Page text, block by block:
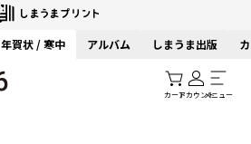
年賀状 / 寒中 アルバム しまうま出版
カートアカウントメニュー